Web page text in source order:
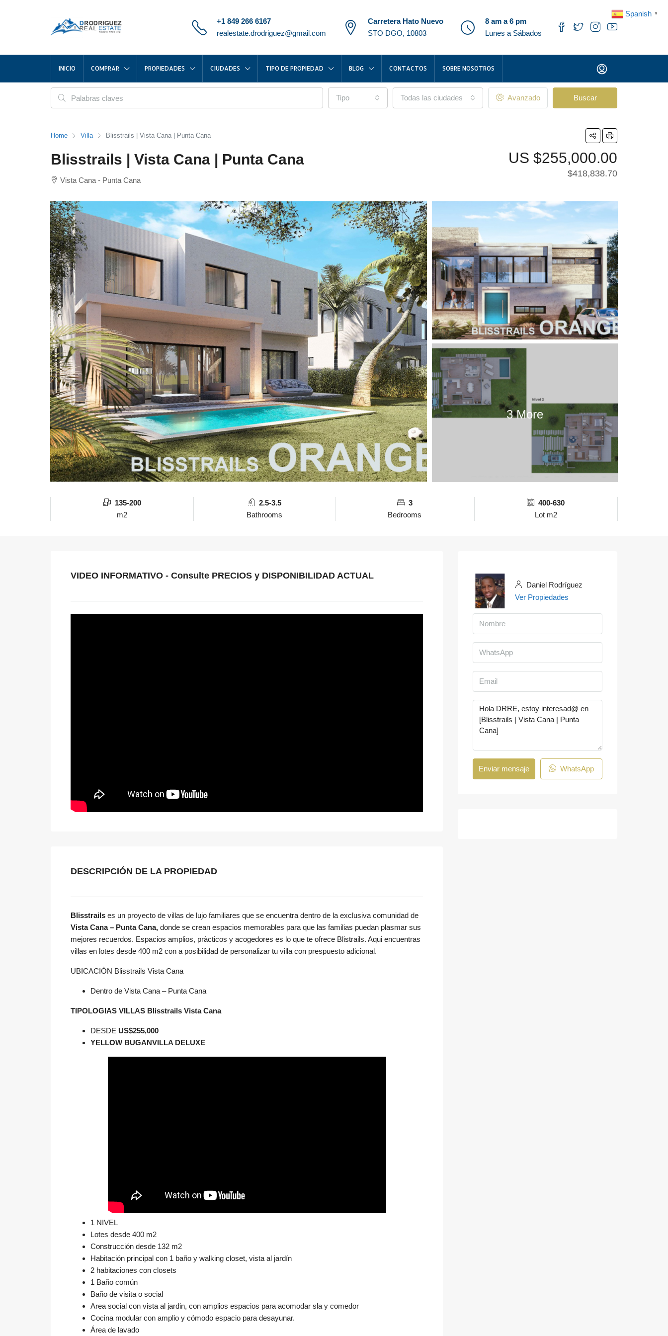
+1 849 266 6167
realestate.drodriguez@gmail.com
Carretera Hato Nuevo
STO DGO, 10803
8 am a 6 pm
Lunes a Sábados
INICIO COMPRAR PROPIEDADES CIUDADES TIPO DE PROPIEDAD BLOG CONTACTOS SOBRE NOSOTROS
Tipo Todas las ciudades Avanzado Buscar
Home Villa Blisstrails | Vista Cana | Punta Cana
Blisstrails | Vista Cana | Punta Cana US $255,000.00
$418,838.70
Vista Cana - Punta Cana
3 More
135-200
m2
2.5-3.5
Bathrooms
3
Bedrooms
400-630
Lot m2
VIDEO INFORMATIVO - Consulte PRECIOS y DISPONIBILIDAD ACTUAL
DESCRIPCIÓN DE LA PROPIEDAD
Blisstrails es un proyecto de villas de lujo familiares que se encuentra dentro de la exclusiva comunidad de
Vista Cana – Punta Cana, donde se crean espacios memorables para que las familias puedan plasmar sus
mejores recuerdos. Espacios amplios, pràcticos y acogedores es lo que te ofrece Blistrails. Aqui encuentras
villas en lotes desde 400 m2 con a posibilidad de personalizar tu villa con prespuesto adicional.
UBICACIÒN Blisstrails Vista Cana
Dentro de Vista Cana – Punta Cana
TIPOLOGIAS VILLAS Blisstrails Vista Cana
DESDE US$255,000
YELLOW BUGANVILLA DELUXE
1 NIVEL
Lotes desde 400 m2
Construcción desde 132 m2
Habitación principal con 1 baño y walking closet, vista al jardín
2 habitaciones con closets
1 Baño común
Baño de visita o social
Area social con vista al jardin, con amplios espacios para acomodar sla y comedor
Cocina modular con amplio y cómodo espacio para desayunar.
Área de lavado
Daniel Rodríguez
Ver Propiedades
Enviar mensaje WhatsApp
Spanish ▼